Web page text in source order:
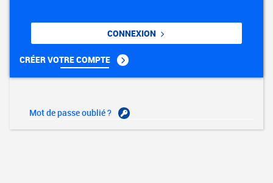
CONNEXION
CRÉER VOTRE COMPTE
Mot de passe oublié ?